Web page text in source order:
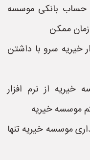
حساب بانکی موسسه
ممکن
خیریه سرو با داشتن
از نرم افزار
موسسه خیریه
موسسه خیریه تنها